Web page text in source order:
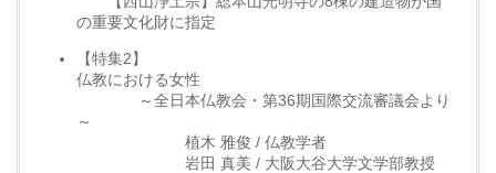
の重要文化財に指定
【特集2】
仏教における女性
～全日本仏教会・第36期国際交流審議会より
～
植木 雅俊 / 仏教学者
岩田 真美 / 大阪大谷大学文学部教授